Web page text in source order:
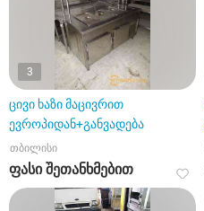
3
ცივი ხაზი მაცივრით
ევროპიდან+განვადება
თბილისი
ფასი შეთანხმებით